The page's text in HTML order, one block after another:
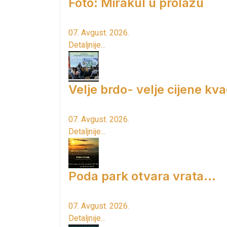
07. Avgust. 2026.
Detaljnije...
Velje brdo- velje cijene
07. Avgust. 2026.
Detaljnije...
Poda park otvara vrata...
07. Avgust. 2026.
Detaljnije...